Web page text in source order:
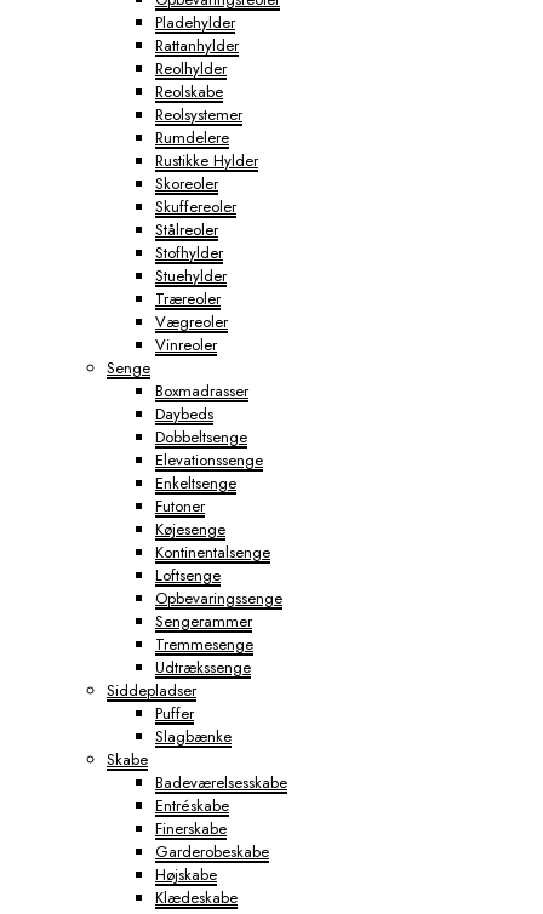
Pladehylder
Rattanhylder
Reolhylder
Reolskabe
Reolsystemer
Rumdelere
Rustikke Hylder
Skoreoler
Skuffereoler
Stålreoler
Stofhylder
Stuehylder
Træreoler
Vægreoler
Vinreoler
Senge
Boxmadrasser
Daybeds
Dobbeltsenge
Elevationssenge
Enkeltsenge
Futoner
Køjesenge
Kontinentalsenge
Loftsenge
Opbevaringssenge
Sengerammer
Tremmesenge
Udtrækssenge
Siddepladser
Puffer
Slagbænke
Skabe
Badeværelsesskabe
Entréskabe
Finerskabe
Garderobeskabe
Højskabe
Klædeskabe